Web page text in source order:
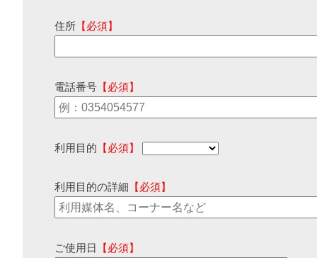
住所 【必須】
電話番号 【必須】
利用目的 【必須】
利用目的の詳細 【必須】
ご使用日 【必須】